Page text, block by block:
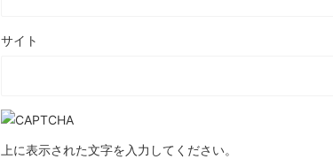
サイト
上に表示された文字を入力してください。